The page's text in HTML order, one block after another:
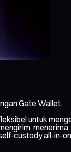
Gate Wallet.
untuk
custody all-in-